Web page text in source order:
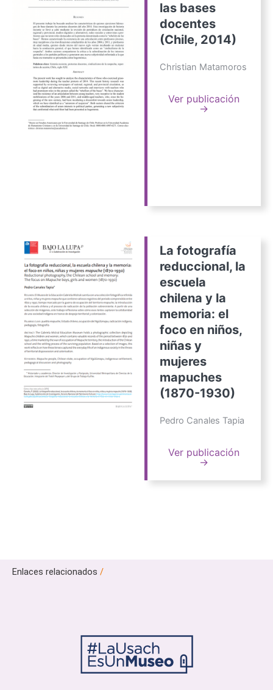
las bases
docentes
(Chile, 2014)
Christian Matamoros
Ver publicación
→
La fotografía
reduccional, la
escuela
chilena y la
memoria: el
foco en niños,
niñas y
mujeres
mapuches
(1870-1930)
Pedro Canales Tapia
Ver publicación
→
Enlaces relacionados /